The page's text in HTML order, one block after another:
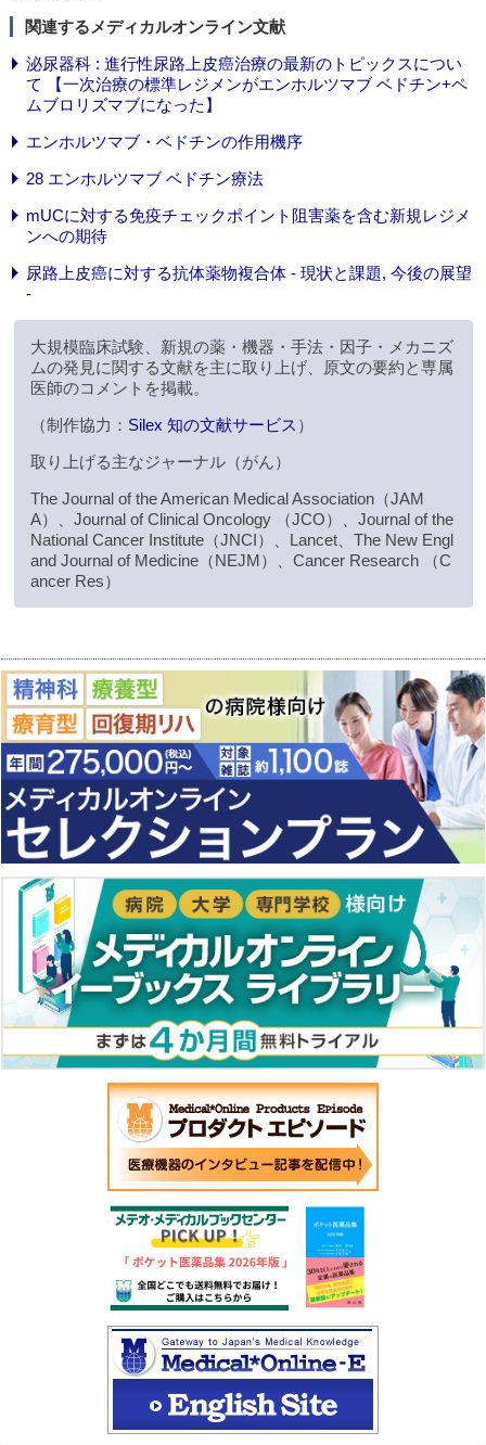
関連するメディカルオンライン文献
泌尿器科 : 進行性尿路上皮癌治療の最新のトピックスについ
て 【一次治療の標準レジメンがエンホルツマブ ベドチン+ペ
ムブロリズマブになった】
エンホルツマブ・ベドチンの作用機序
28 エンホルツマブ ベドチン療法
mUCに対する免疫チェックポイント阻害薬を含む新規レジメ
ンへの期待
尿路上皮癌に対する抗体薬物複合体 - 現状と課題, 今後の展望
-
大規模臨床試験、新規の薬・機器・手法・因子・メカニズ
ムの発見に関する文献を主に取り上げ、原文の要約と専属
医師のコメントを掲載。
（制作協力： Silex 知の文献サービス ）
取り上げる主なジャーナル（がん）
The Journal of the American Medical Association（JAM
A）、Journal of Clinical Oncology （JCO）、Journal of the
National Cancer Institute（JNCI）、Lancet、The New Engl
and Journal of Medicine（NEJM）、Cancer Research （C
ancer Res）